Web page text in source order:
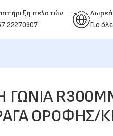
πελατών
22270907
Για
ΟΡΟΦΗΣ/